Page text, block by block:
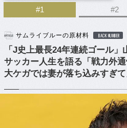
#1 #2
サムライブルーの原材料 BACK NUMBER
「J史上最長24年連続ゴール
サッカー人生を語る「戦力外
大ケガでは妻が落ち込みすぎて